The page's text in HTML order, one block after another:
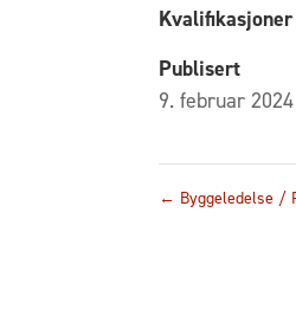
Kvalifikasjoner
Publisert
9. februar 2024
← Byggeledelse /